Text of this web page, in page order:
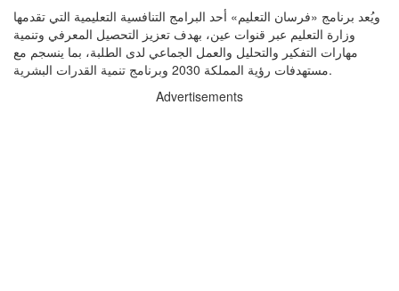
ويُعد برنامج «فرسان التعليم» أحد البرامج التنافسية التعليمية التي تقدمها
وزارة التعليم عبر قنوات عين، بهدف تعزيز التحصيل المعرفي وتنمية
مهارات التفكير والتحليل والعمل الجماعي لدى الطلبة، بما ينسجم مع
مستهدفات رؤية المملكة 2030 وبرنامج تنمية القدرات البشرية.
Advertisements